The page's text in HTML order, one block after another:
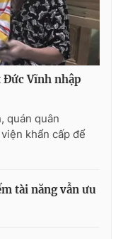
Đức Vĩnh nhập
quán quân
khẩn cấp để
tài năng vẫn ưu